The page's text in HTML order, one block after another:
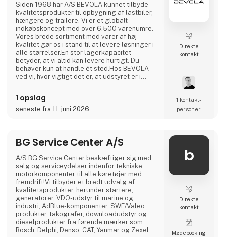
Siden 1968 har A/S BEVOLA kunnet tilbyde
kvalitetsprodukter til opbygning af lastbiler,
hængere og trailere. Vi er et globalt
indkøbskoncept med over 6.500 varenumre.
Vores brede sortiment med varer af høj
kvalitet gør os i stand til at levere løsninger i
alle størrelser.En stor lagerkapacitet
betyder, at vi altid kan levere hurtigt. Du
behøver kun at handle ét sted.Hos BEVOLA
ved vi, hvor vigtigt det er, at udstyret er i
der kan tilpasses ned til mindste detalje.
BevoBox™ fremstilles i materialer, der
1 opslag
seneste fra 11. juni 2026
Direkte
kontakt
1 kontakt­
personer
BG Service Center A/S
A/S BG Service Center beskæftiger sig med
salg og serviceydelser indenfor tekniske
motorkomponenter til alle køretøjer med
fremdrift!Vi tilbyder et bredt udvalg af
kvalitetsprodukter, herunder startere,
generatorer, VDO-udstyr til marine og
industri, AdBlue-komponenter, SWF/Valeo
produkter, takografer, downloadudstyr og
dieselprodukter fra førende mærker som
Bosch, Delphi, Denso, CAT, Yanmar og Zexel.Vi
b
Direkte
kontakt
Møde­booking